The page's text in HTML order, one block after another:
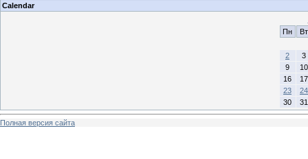
Calendar
Пн
Вт
2
3
9
10
16
17
23
24
30
31
Полная версия сайта